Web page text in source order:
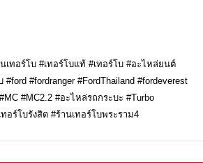
เทอร์โบ #เทอร์โบแท้ #เทอร์โบ #อะไหล่ยนต์
#fordranger #FordThailand #fordeverest
#MC2.2 #อะไหล่รถกระบะ #Turbo
อร์โบรังสิต #ร้านเทอร์โบพระราม4